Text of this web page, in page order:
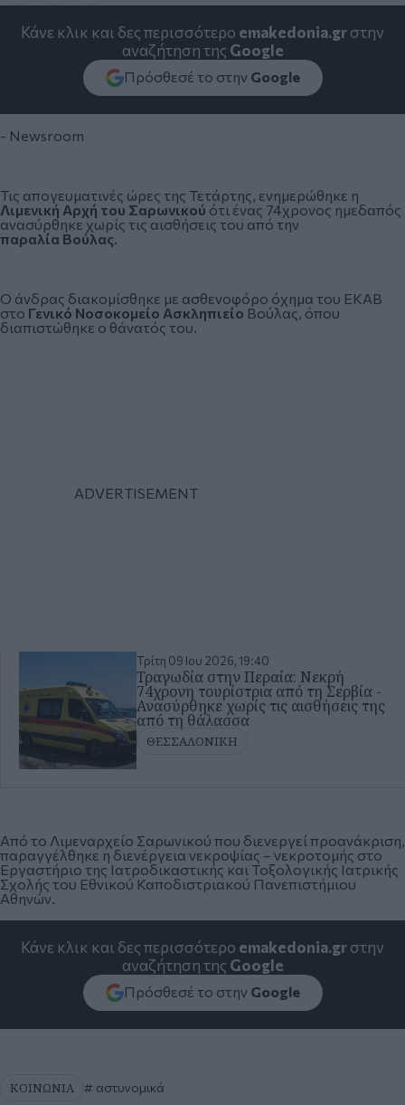
Κάνε κλικ και δες περισσότερο emakedonia.grστην
αναζήτηση της Google
Πρόσθεσέ το στην Google
- Newsroom
Τις απογευματινές ώρες της Τετάρτης, ενημερώθηκε η
Λιμενική Αρχή του Σαρωνικού ότι ένας 74χρονος ημεδαπός
ανασύρθηκε χωρίς τις αισθήσεις του από την
παραλία Βούλας.
Ο άνδρας διακομίσθηκε με ασθενοφόρο όχημα του ΕΚΑΒ
στο Γενικό Νοσοκομείο Ασκληπιείο Βούλας, όπου
διαπιστώθηκε ο θάνατός του.
Τρίτη 09 Ιου 2026, 19:40
Τραγωδία στην Περαία: Νεκρή
74χρονη τουρίστρια από τη Σερβία -
Ανασύρθηκε χωρίς τις αισθήσεις της
από τη θάλασσα
ΘΕΣΣΑΛΟΝΙΚΗ
Από το Λιμεναρχείο Σαρωνικού που διενεργεί προανάκριση,
παραγγέλθηκε η διενέργεια νεκροψίας – νεκροτομής στο
Εργαστήριο της Ιατροδικαστικής και Τοξολογικής Ιατρικής
Σχολής του Εθνικού Καποδιστριακού Πανεπιστήμιου
Αθηνών.
Κάνε κλικ και δες περισσότερο emakedonia.grστην
αναζήτηση της Google
Πρόσθεσέ το στην Google
ΚΟΙΝΩΝΙΑ αστυνομικά